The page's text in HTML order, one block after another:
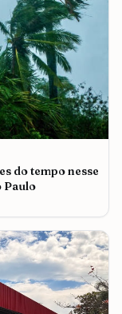
do tempo nesse
Paulo